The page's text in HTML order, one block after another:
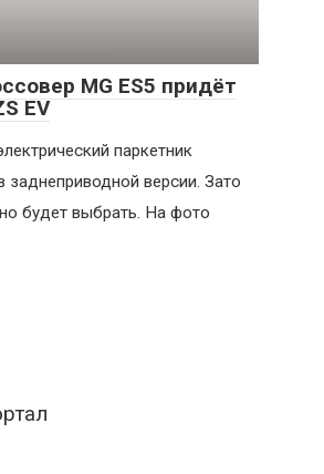
MG ES5 придёт
EV
паркетник
заднеприводной версии. Зато
будет выбрать. На фото